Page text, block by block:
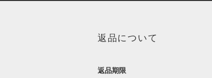
返品について
返品期限